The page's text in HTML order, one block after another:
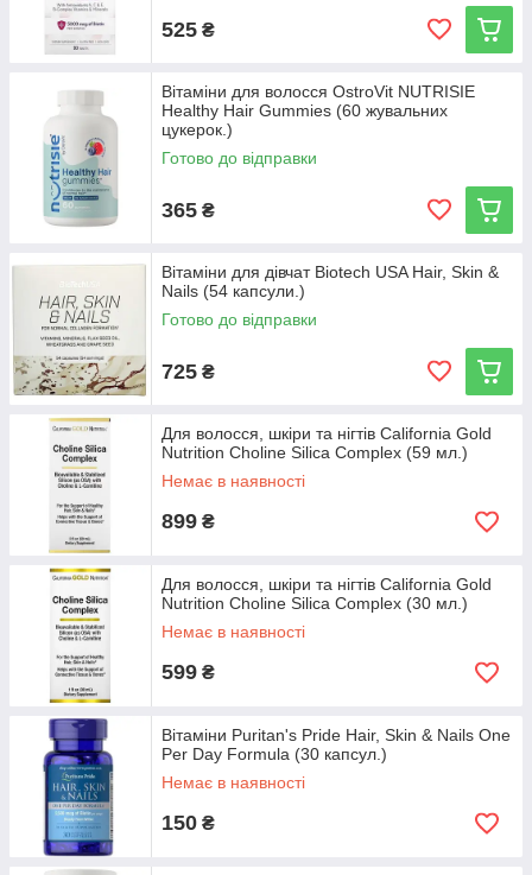
525 ₴
Вітаміни для волосся OstroVit NUTRISIE
Healthy Hair Gummies (60 жувальних
цукерок.)
Готово до відправки
365 ₴
Вітаміни для дівчат Biotech USA Hair, Skin &
Nails (54 капсули.)
Готово до відправки
725 ₴
Для волосся, шкіри та нігтів California Gold
Nutrition Choline Silica Complex (59 мл.)
Немає в наявності
899 ₴
Для волосся, шкіри та нігтів California Gold
Nutrition Choline Silica Complex (30 мл.)
Немає в наявності
599 ₴
Вітаміни Puritan's Pride Hair, Skin & Nails One
Per Day Formula (30 капсул.)
Немає в наявності
150 ₴